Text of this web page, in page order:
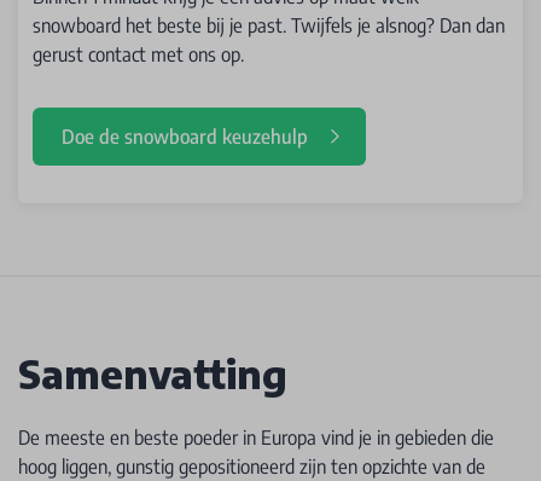
snowboard het beste bij je past. Twijfels je alsnog? Dan dan
gerust contact met ons op.
Doe de snowboard keuzehulp
Samenvatting
De meeste en beste poeder in Europa vind je in gebieden die
hoog liggen, gunstig gepositioneerd zijn ten opzichte van de